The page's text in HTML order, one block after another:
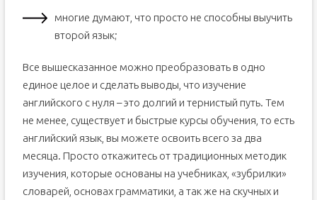
многие думают, что просто не способны выучить
второй язык;
Все вышесказанное можно преобразовать в одно
единое целое и сделать выводы, что изучение
английского с нуля – это долгий и тернистый путь. Тем
не менее, существует и быстрые курсы обучения, то есть
английский язык, вы можете освоить всего за два
месяца. Просто откажитесь от традиционных методик
изучения, которые основаны на учебниках, «зубрилки»
словарей, основах грамматики, а так же на скучных и